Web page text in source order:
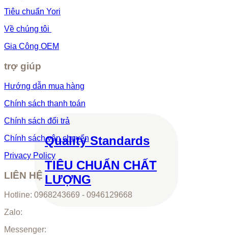
Quality Standards
TIÊU CHUẨN CHẤT
LƯỢNG
Tiêu chuẩn Yori
Về chúng tôi
Gia Công OEM
trợ giúp
Hướng dẫn mua hàng
Chính sách thanh toán
Chính sách đổi trả
Chính sách vận chuyển
Privacy Policy
LIÊN HỆ
Hotline: 0968243669 - 0946129668
Zalo:
Messenger: